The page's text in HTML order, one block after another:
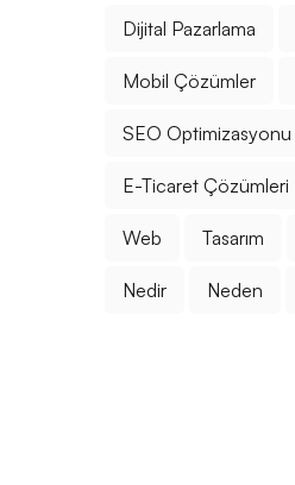
Dijital Pazarlama
Mobil Çözümler
SEO Optimizasyonu
E-Ticaret Çözümleri
Web Tasarım
Nedir Neden